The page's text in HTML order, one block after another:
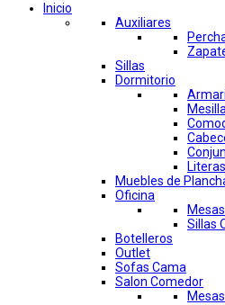
Inicio
Auxiliares
Sillas
Dormitorio
Literas
Muebles de
Oficina
Sillas
Botelleros
Outlet
Sofas Cama
Salon Comedor
Mesas